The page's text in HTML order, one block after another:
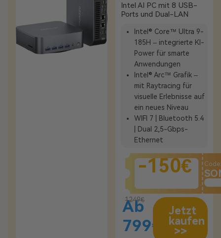
Intel AI PC mit 8 USB-
Ports und Dual-LAN
Intel® Core™ Ultra 9-
185H – integrierte KI-
Power für smarte
Anwendungen
Intel® Arc™ Grafik –
mit Raytracing für
visuelle Erlebnisse auf
ein neues Niveau
WIFI 7 | Bluetooth 5.4
| Dual 2,5-Gbps-
Ethernet
-150€ Code:
Ab
799€
1249€
Jetzt
kaufen
>>